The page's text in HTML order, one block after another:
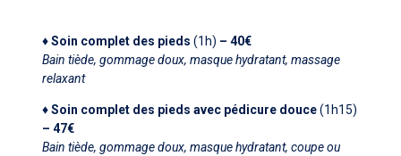
♦ Soin complet des pieds (1h) – 40€
Bain tiède, gommage doux, masque hydratant, massage
relaxant
♦ Soin complet des pieds avec pédicure douce(1h15)
– 47€
Bain tiède, gommage doux, masque hydratant, coupe ou